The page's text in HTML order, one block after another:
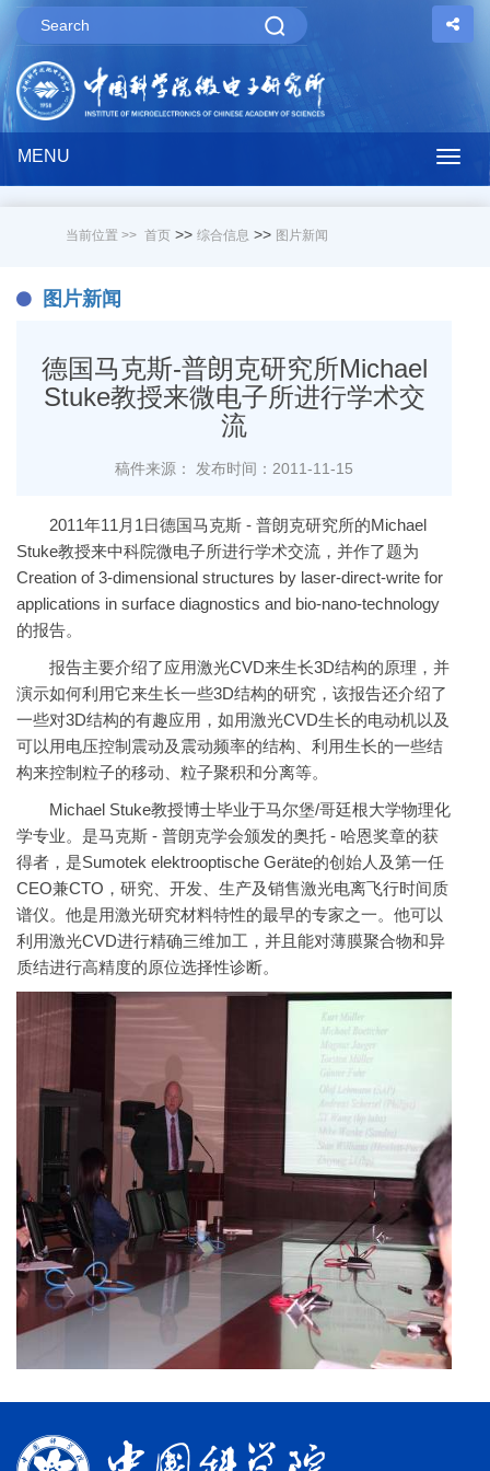
MENU
当前位置 >> 首页 >> 综合信息 >> 图片新闻
图片新闻
德国马克斯-普朗克研究所Michael
Stuke教授来微电子所进行学术交
流
稿件来源： 发布时间：2011-11-15
2011年11月1日德国马克斯 - 普朗克研究所的Michael
Stuke教授来中科院微电子所进行学术交流，并作了题为
Creation of 3-dimensional structures by laser-direct-write for
applications in surface diagnostics and bio-nano-technology
的报告。
报告主要介绍了应用激光CVD来生长3D结构的原理，并
演示如何利用它来生长一些3D结构的研究，该报告还介绍了
一些对3D结构的有趣应用，如用激光CVD生长的电动机以及
可以用电压控制震动及震动频率的结构、利用生长的一些结
构来控制粒子的移动、粒子聚积和分离等。
Michael Stuke教授博士毕业于马尔堡/哥廷根大学物理化
学专业。是马克斯 - 普朗克学会颁发的奥托 - 哈恩奖章的获
得者，是Sumotek elektrooptische Geräte的创始人及第一任
CEO兼CTO，研究、开发、生产及销售激光电离飞行时间质
谱仪。他是用激光研究材料特性的最早的专家之一。他可以
利用激光CVD进行精确三维加工，并且能对薄膜聚合物和异
质结进行高精度的原位选择性诊断。